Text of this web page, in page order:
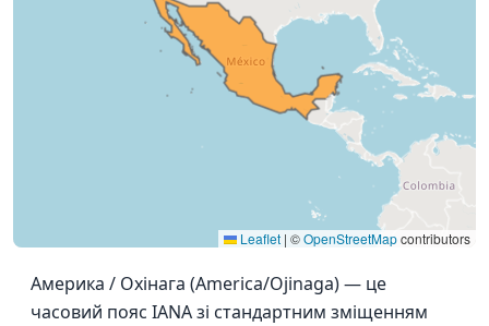
Leaflet | ©OpenStreetMapcontributors
Америка / Охінага (America/Ojinaga) — це
часовий пояс IANA зі стандартним зміщенням